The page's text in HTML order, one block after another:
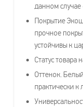
данном случае
Покрытие
прочное
устойчивы к
Статус товара
Оттенок.
практически к